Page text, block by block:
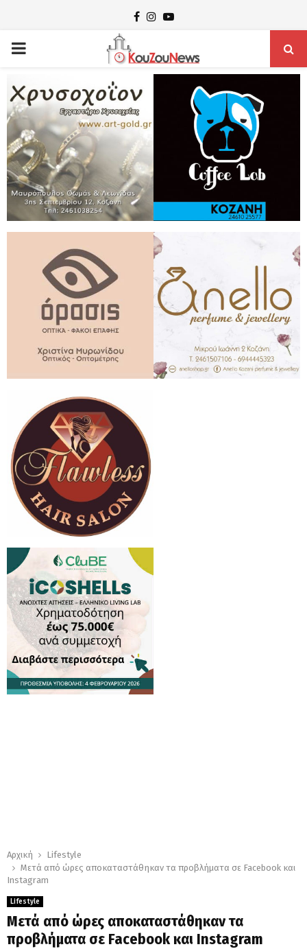
Facebook
Instagram
Youtube
PRIMARY
MENU
Αρχική
Lifestyle
Μετά από ώρες αποκαταστάθηκαν τα προβλήματα σε Facebook και
Instagram
Lifestyle
Μετά από ώρες αποκαταστάθηκαν τα
προβλήματα σε Facebook και Instagram